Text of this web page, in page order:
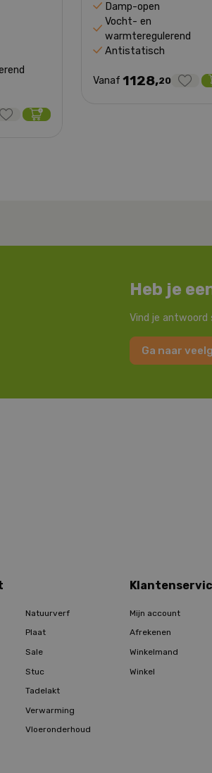
Damp-open
Vocht- en
warmteregulerend
Antistatisch
Vanaf 1128,20
Heb je
Vind je antwoord
Ga naar
Natuurverf
Plaat
Sale
Stuc
Tadelakt
Verwarming
Vloeronderhoud
Mijn account
Afrekenen
Winkelmand
Winkel